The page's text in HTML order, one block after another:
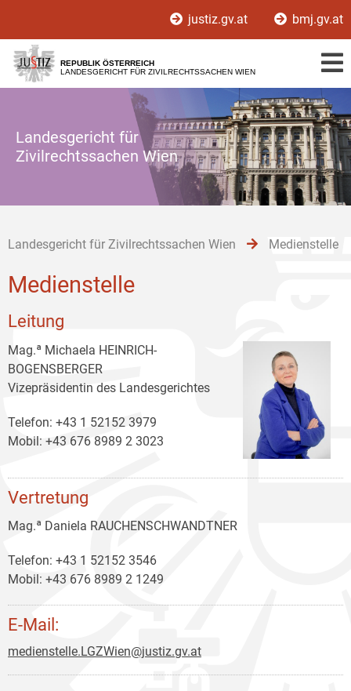
[1]
[2]
[3]
justiz.gv.at bmj.gv.at
REPUBLIK ÖSTERREICH
LANDESGERICHT FÜR ZIVILRECHTSSACHEN WIEN
Landesgericht für
Zivilrechtssachen Wien
Landesgericht für Zivilrechtssachen Wien Medienstelle
Medienstelle
Leitung
Mag.ª Michaela HEINRICH-
BOGENSBERGER
Vizepräsidentin des Landesgerichtes
Telefon: +43 1 52152 3979
Mobil: +43 676 8989 2 3023
Vertretung
Mag.ª Daniela RAUCHENSCHWANDTNER
Telefon: +43 1 52152 3546
Mobil: +43 676 8989 2 1249
E-Mail:
medienstelle.LGZWien@justiz.gv.at